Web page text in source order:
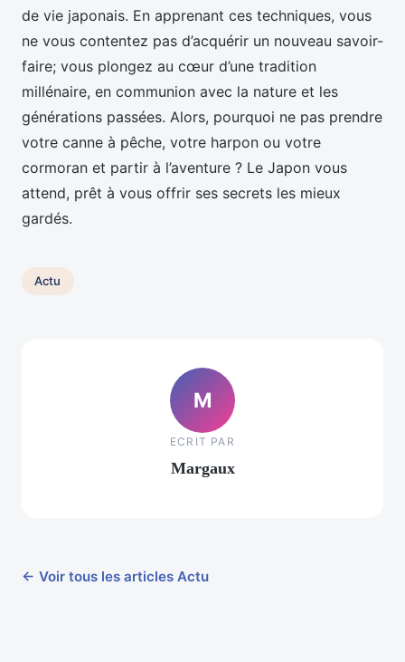
de vie japonais. En apprenant ces techniques, vous
ne vous contentez pas d’acquérir un nouveau savoir-
faire; vous plongez au cœur d’une tradition
millénaire, en communion avec la nature et les
générations passées. Alors, pourquoi ne pas prendre
votre canne à pêche, votre harpon ou votre
cormoran et partir à l’aventure ? Le Japon vous
attend, prêt à vous offrir ses secrets les mieux
gardés.
Actu
M
ECRIT PAR
Margaux
← Voir tous les articles Actu